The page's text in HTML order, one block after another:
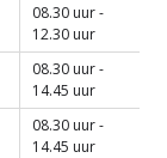
08.30 uur -
12.30 uur
08.30 uur -
14.45 uur
08.30 uur -
14.45 uur